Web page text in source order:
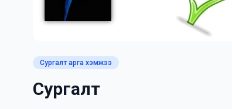
Сургалт арга хэмжээ
Сургалт